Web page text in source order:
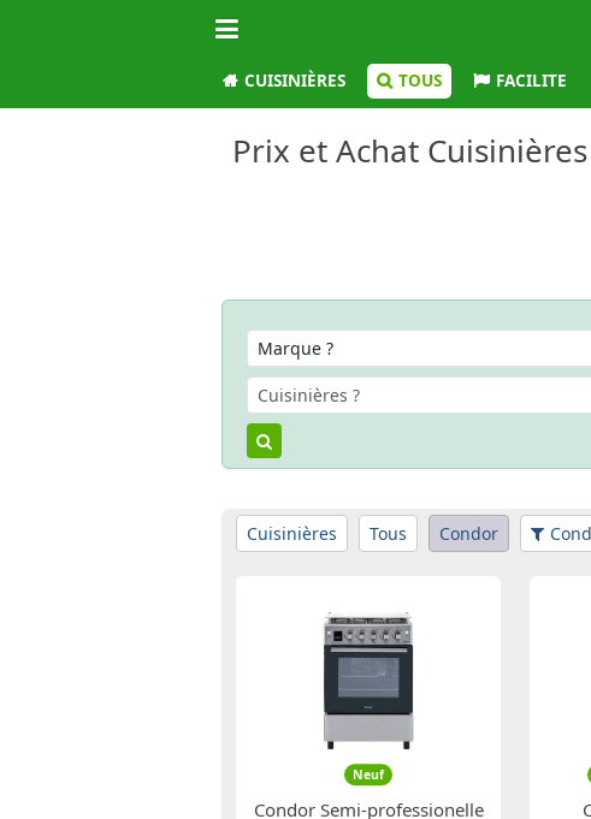
CUISINIÈRES TOUS FACILITE
Prix et Achat
Cuisinières Tous Condor
Neuf
Condor Semi-professionelle